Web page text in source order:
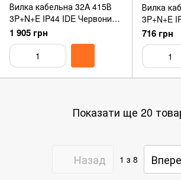
Вилка кабельна 32A 415В
3P+N+E IP44 IDE Червоний
(08504)
1 905 грн
Вилка
3P+N+E
(03606)
716 грн
Показати ще 20
Назад 1 з 8